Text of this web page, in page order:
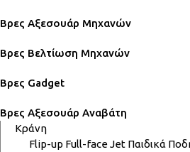
Βρες Αξεσουάρ Μηχανών
Βρες Βελτίωση Μηχανών
Βρες Gadget
Βρες Αξεσουάρ Αναβάτη
Κράνη
Flip-up Full-faceJet Παιδικά